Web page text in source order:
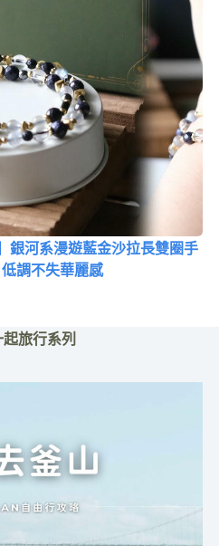
銀河系漫遊藍金沙拉長雙圈手
調不失華麗感
旅行系列